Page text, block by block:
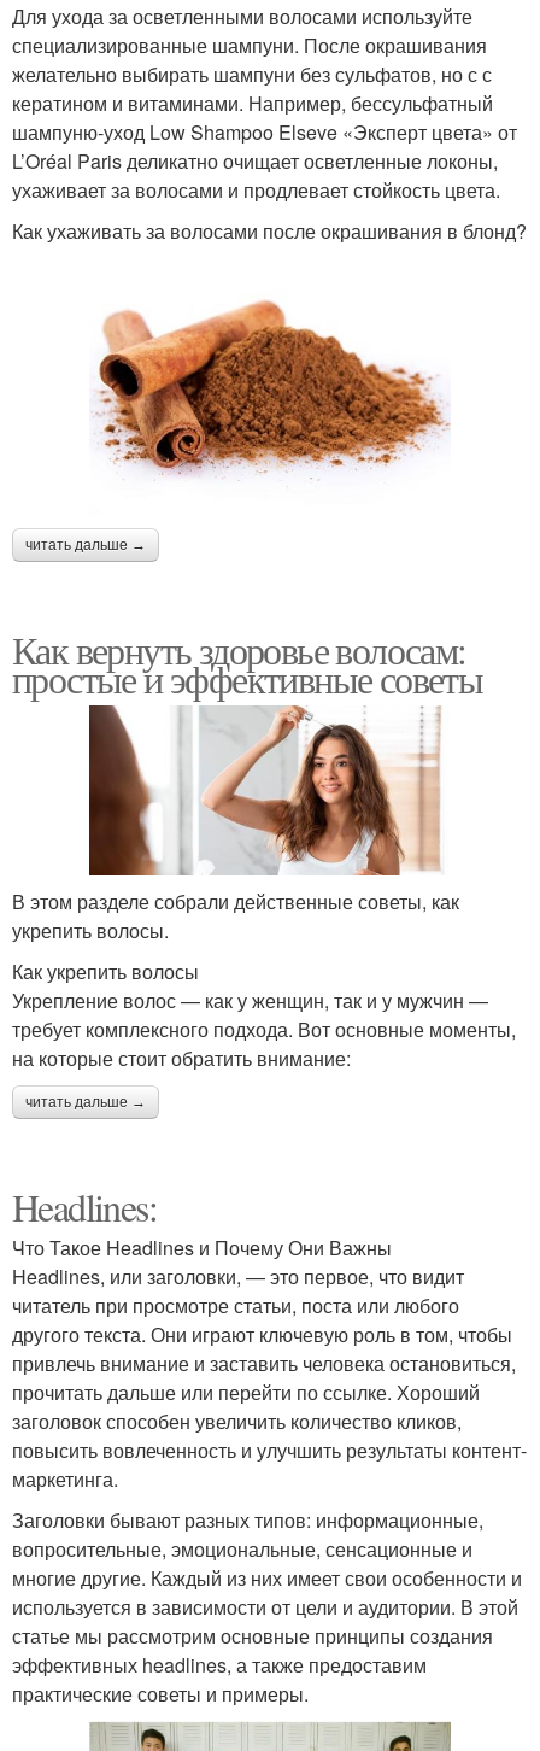
Для ухода за осветленными волосами используйте
специализированные шампуни. После окрашивания
желательно выбирать шампуни без сульфатов, но с с
кератином и витаминами. Например, бессульфатный
шампуню-уход Low Shampoo Elseve «Эксперт цвета» от
L’Oréal Paris деликатно очищает осветленные локоны,
ухаживает за волосами и продлевает стойкость цвета.
Как ухаживать за волосами после окрашивания в блонд?
читать дальше →
Как вернуть здоровье волосам:
простые и эффективные советы
В этом разделе собрали действенные советы, как
укрепить волосы.
Как укрепить волосы
Укрепление волос — как у женщин, так и у мужчин —
требует комплексного подхода. Вот основные моменты,
на которые стоит обратить внимание:
читать дальше →
Headlines:
Что Такое Headlines и Почему Они Важны
Headlines, или заголовки, — это первое, что видит
читатель при просмотре статьи, поста или любого
другого текста. Они играют ключевую роль в том, чтобы
привлечь внимание и заставить человека остановиться,
прочитать дальше или перейти по ссылке. Хороший
заголовок способен увеличить количество кликов,
повысить вовлеченность и улучшить результаты контент-
маркетинга.
Заголовки бывают разных типов: информационные,
вопросительные, эмоциональные, сенсационные и
многие другие. Каждый из них имеет свои особенности и
используется в зависимости от цели и аудитории. В этой
статье мы рассмотрим основные принципы создания
эффективных headlines, а также предоставим
практические советы и примеры.